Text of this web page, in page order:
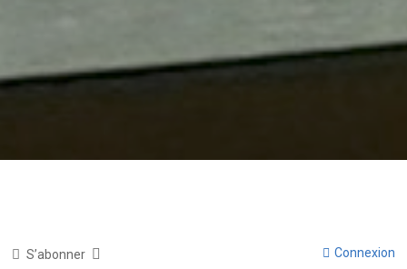
S’abonner Connexion